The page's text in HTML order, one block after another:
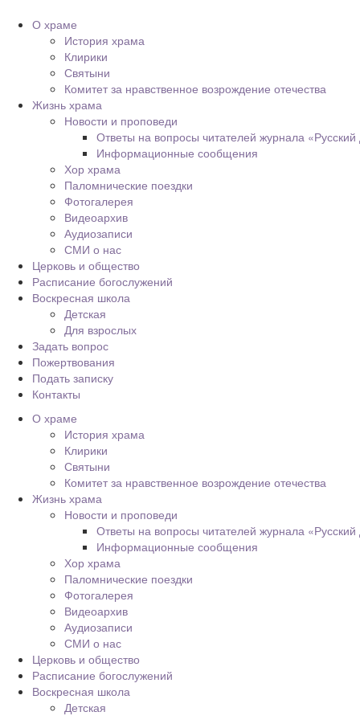
О храме
История храма
Клирики
Святыни
Комитет за нравственное возрождение отечества
Жизнь храма
Новости и проповеди
Ответы на вопросы читателей журнала
Информационные сообщения
Хор храма
Паломнические поездки
Фотогалерея
Видеоархив
Аудиозаписи
СМИ о нас
Церковь и общество
Расписание богослужений
Воскресная школа
Детская
Для взрослых
Задать вопрос
Пожертвования
Подать записку
Контакты
О храме
История храма
Клирики
Святыни
Комитет за нравственное возрождение отечества
Жизнь храма
Новости и проповеди
Ответы на вопросы читателей журнала
Информационные сообщения
Хор храма
Паломнические поездки
Фотогалерея
Видеоархив
Аудиозаписи
СМИ о нас
Церковь и общество
Расписание богослужений
Воскресная школа
Детская